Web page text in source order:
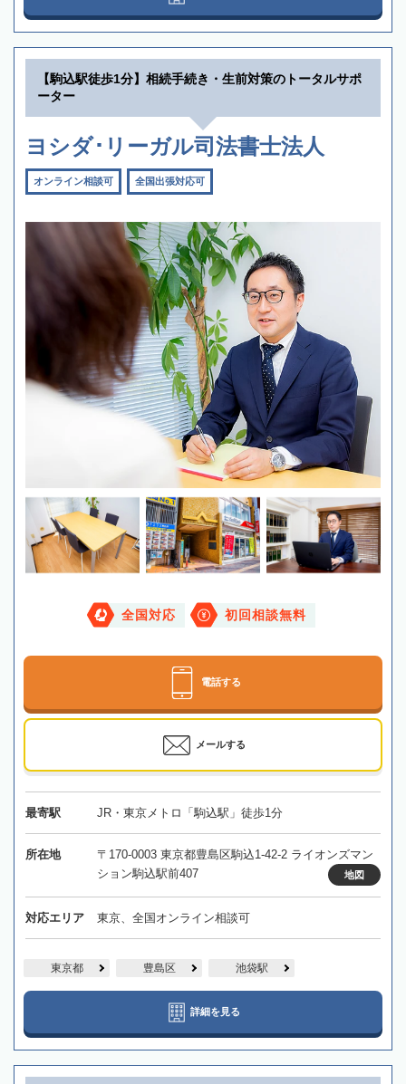
【駒込駅徒歩1分】相続手続き・生前対策のトータルサポ
ーター
ヨシダ･リーガル司法書士法人
オンライン相談可 全国出張対応可
全国対応 初回相談無料
電話する
メールする
最寄駅 JR・東京メトロ「駒込駅」徒歩1分
所在地
〒170-0003 東京都豊島区駒込1-42-2 ライオンズマン
ション駒込駅前407
地図
対応エリア 東京、全国オンライン相談可
東京都 豊島区 池袋駅
詳細を見る